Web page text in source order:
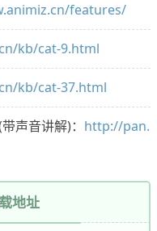
features/
kb/cat-9.html
kb/cat-37.html
声音讲解)： http://pan.
地址